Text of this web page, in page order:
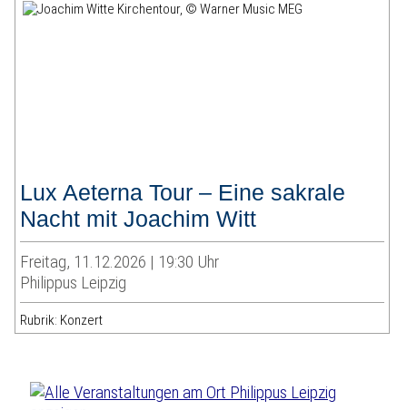
Lux Aeterna Tour – Eine sakrale
Nacht mit Joachim Witt
Freitag, 11.12.2026 | 19:30 Uhr
Philippus Leipzig
Rubrik: Konzert